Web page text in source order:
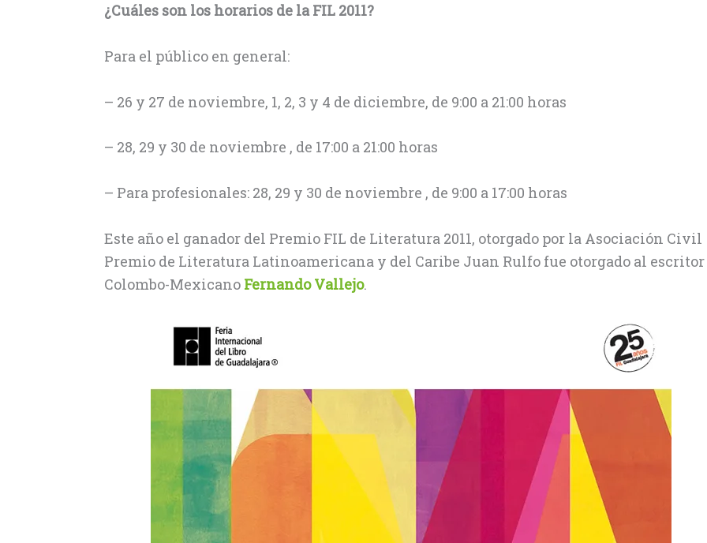
¿Cuáles son los horarios de la FIL 2011?
Para el público en general:
– 26 y 27 de noviembre, 1, 2, 3 y 4 de diciembre, de 9:00 a 21:00 horas
– 28, 29 y 30 de noviembre , de 17:00 a 21:00 horas
– Para profesionales: 28, 29 y 30 de noviembre , de 9:00 a 17:00 horas
Este año el ganador del Premio FIL de Literatura 2011, otorgado por la Asociación Civil
Premio de Literatura Latinoamericana y del Caribe Juan Rulfo fue otorgado al escritor
Colombo-Mexicano Fernando Vallejo.